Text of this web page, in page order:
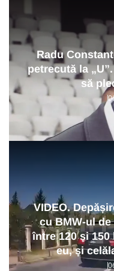
Radu
petrecută la
să
VIDEO.
cu BMW-ul de
între 120 și 150
eu, și